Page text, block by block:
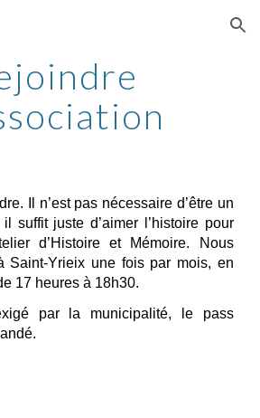
Skip to navigation
Il n’est pas nécessaire d’être un
suffit juste d’aimer l’histoire pour
d’Histoire et Mémoire. Nous
Saint-Yrieix une fois par mois, en
17 heures à 18h30.
par la municipalité, le pass